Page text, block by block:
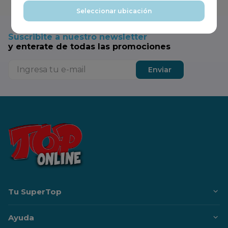
Seleccionar ubicación
Suscribite a nuestro newsletter
y enterate de todas las promociones
Enviar
Tu SuperTop
Ayuda